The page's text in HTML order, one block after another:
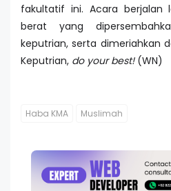
fakultatif ini. Acara berjalan
berat yang
keputrian, serta dimeriahkan
Keputrian, do your best! (WN)
Haba KMA Muslimah